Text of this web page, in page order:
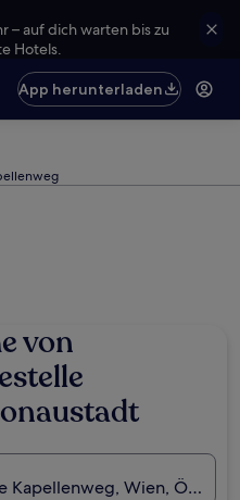
– auf dich warten bis zu
Hotels.
App herunterladen
von
Kapellenweg, Wien,